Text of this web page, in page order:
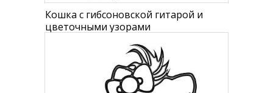
Кошка с гибсоновской гитарой и
цветочными узорами